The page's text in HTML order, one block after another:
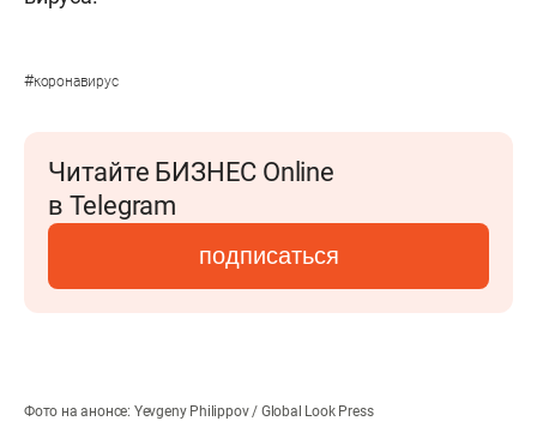
#коронавирус
Читайте БИЗНЕС Online
в Telegram
подписаться
Фото на анонсе: Yevgeny Philippov / Global Look Press